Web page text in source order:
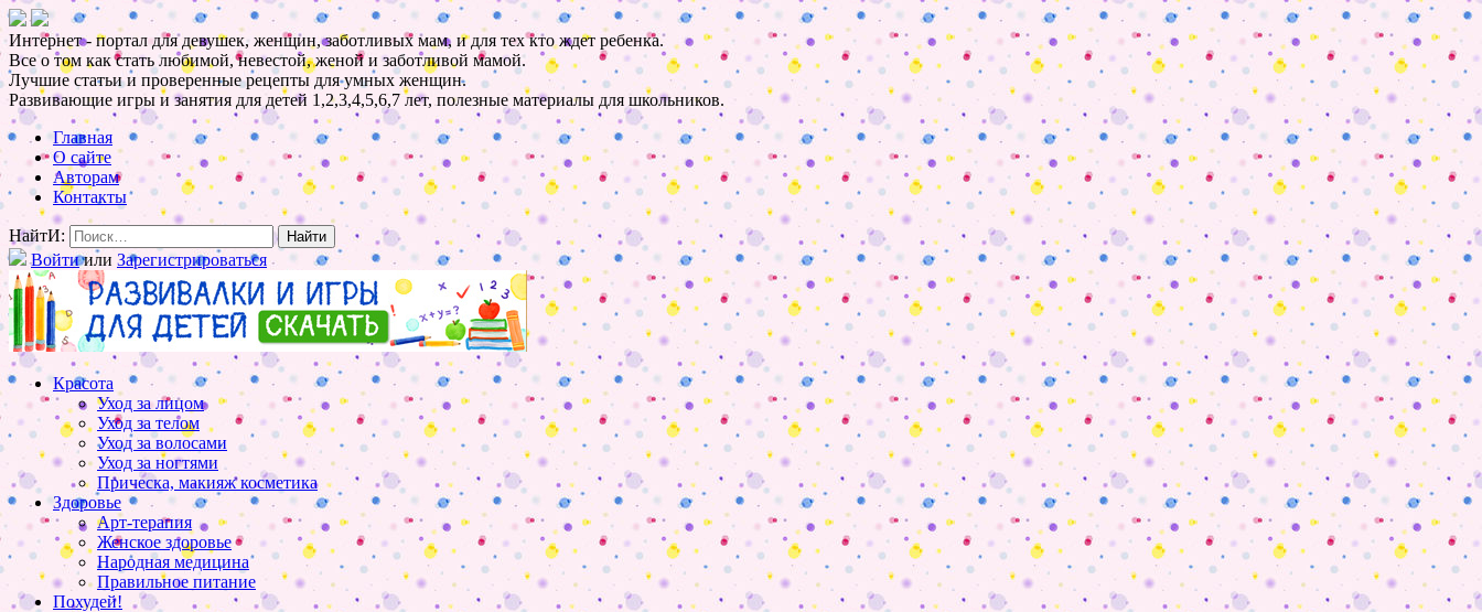
Интернет - портал для девушек, женщин, заботливых мам, и для тех кто ждет ребенка.
Все о том как стать любимой, невестой, женой и заботливой мамой.
Лучшие статьи и проверенные рецепты для умных женщин.
Развивающие игры и занятия для детей 1,2,3,4,5,6,7 лет, полезные материалы для школьников.
Главная
О сайте
Авторам
Контакты
НайтИ:
Войтиили Зарегистрироваться
Красота
Уход за лицом
Уход за телом
Уход за волосами
Уход за ногтями
Прическа, макияж косметика
Здоровье
Арт-терапия
Женское здоровье
Народная медицина
Правильное питание
Похудей!